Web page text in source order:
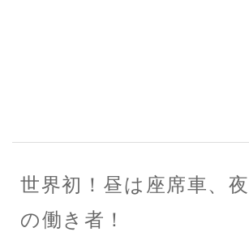
世界初！昼は座席車、
の働き者！